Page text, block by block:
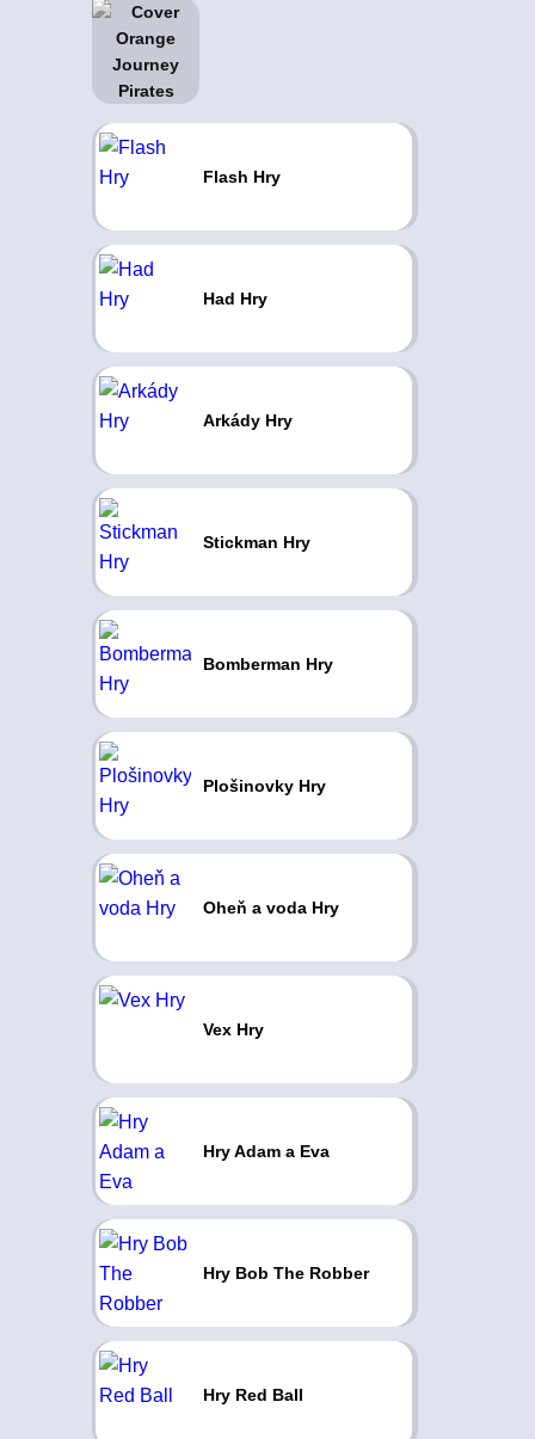
Flash Hry
Had Hry
Arkády Hry
Stickman Hry
Bomberman Hry
Plošinovky Hry
Oheň a voda Hry
Vex Hry
Hry Adam a Eva
Hry Bob The Robber
Hry Red Ball